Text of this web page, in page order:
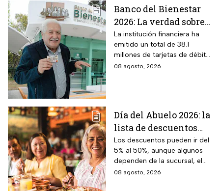
Banco del Bienestar
2026: La verdad sobre
entrar a Buró de
Crédito por tenerla
La institución financiera ha
emitido un total de 38.1
millones de tarjetas de débito
para la dispersión de los
08 agosto, 2026
Día del Abuelo 2026: la
lista de descuentos
con tu credencial
INAPAM en
restaurantes,
transporte y tiendas
Los descuentos pueden ir del
5% al 50%, aunque algunos
dependen de la sucursal, el
servicio y los lugares
08 agosto, 2026